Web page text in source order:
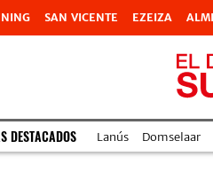
SAN VICENTE EZEIZA
DESTACADOS Lanús Domselaar